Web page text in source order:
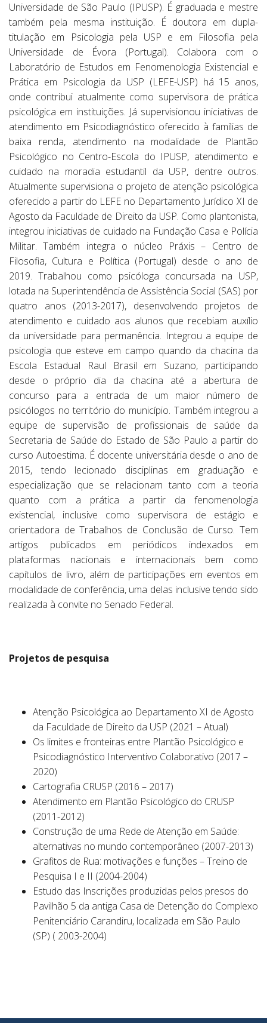
Universidade de São Paulo (IPUSP). É graduada e mestre
também pela mesma instituição. É doutora em dupla-
titulação em Psicologia pela USP e em Filosofia pela
Universidade de Évora (Portugal). Colabora com o
Laboratório de Estudos em Fenomenologia Existencial e
Prática em Psicologia da USP (LEFE-USP) há 15 anos,
onde contribui atualmente como supervisora de prática
psicológica em instituições. Já supervisionou iniciativas de
atendimento em Psicodiagnóstico oferecido à famílias de
baixa renda, atendimento na modalidade de Plantão
Psicológico no Centro-Escola do IPUSP, atendimento e
cuidado na moradia estudantil da USP, dentre outros.
Atualmente supervisiona o projeto de atenção psicológica
oferecido a partir do LEFE no Departamento Jurídico XI de
Agosto da Faculdade de Direito da USP. Como plantonista,
integrou iniciativas de cuidado na Fundação Casa e Polícia
Militar. Também integra o núcleo Práxis – Centro de
Filosofia, Cultura e Política (Portugal) desde o ano de
2019. Trabalhou como psicóloga concursada na USP,
lotada na Superintendência de Assistência Social (SAS) por
quatro anos (2013-2017), desenvolvendo projetos de
atendimento e cuidado aos alunos que recebiam auxílio
da universidade para permanência. Integrou a equipe de
psicologia que esteve em campo quando da chacina da
Escola Estadual Raul Brasil em Suzano, participando
desde o próprio dia da chacina até a abertura de
concurso para a entrada de um maior número de
psicólogos no território do município. Também integrou a
equipe de supervisão de profissionais de saúde da
Secretaria de Saúde do Estado de São Paulo a partir do
curso Autoestima. É docente universitária desde o ano de
2015, tendo lecionado disciplinas em graduação e
especialização que se relacionam tanto com a teoria
quanto com a prática a partir da fenomenologia
existencial, inclusive como supervisora de estágio e
orientadora de Trabalhos de Conclusão de Curso. Tem
artigos publicados em periódicos indexados em
plataformas nacionais e internacionais bem como
capítulos de livro, além de participações em eventos em
modalidade de conferência, uma delas inclusive tendo sido
realizada à convite no Senado Federal.
Projetos de pesquisa
Atenção Psicológica ao Departamento XI de Agosto
da Faculdade de Direito da USP (2021 – Atual)
Os limites e fronteiras entre Plantão Psicológico e
Psicodiagnóstico Interventivo Colaborativo (2017 –
2020)
Cartografia CRUSP (2016 – 2017)
Atendimento em Plantão Psicológico do CRUSP
(2011-2012)
Construção de uma Rede de Atenção em Saúde:
alternativas no mundo contemporâneo (2007-2013)
Grafitos de Rua: motivações e funções – Treino de
Pesquisa I e II (2004-2004)
Estudo das Inscrições produzidas pelos presos do
Pavilhão 5 da antiga Casa de Detenção do Complexo
Penitenciário Carandiru, localizada em São Paulo
(SP) ( 2003-2004)